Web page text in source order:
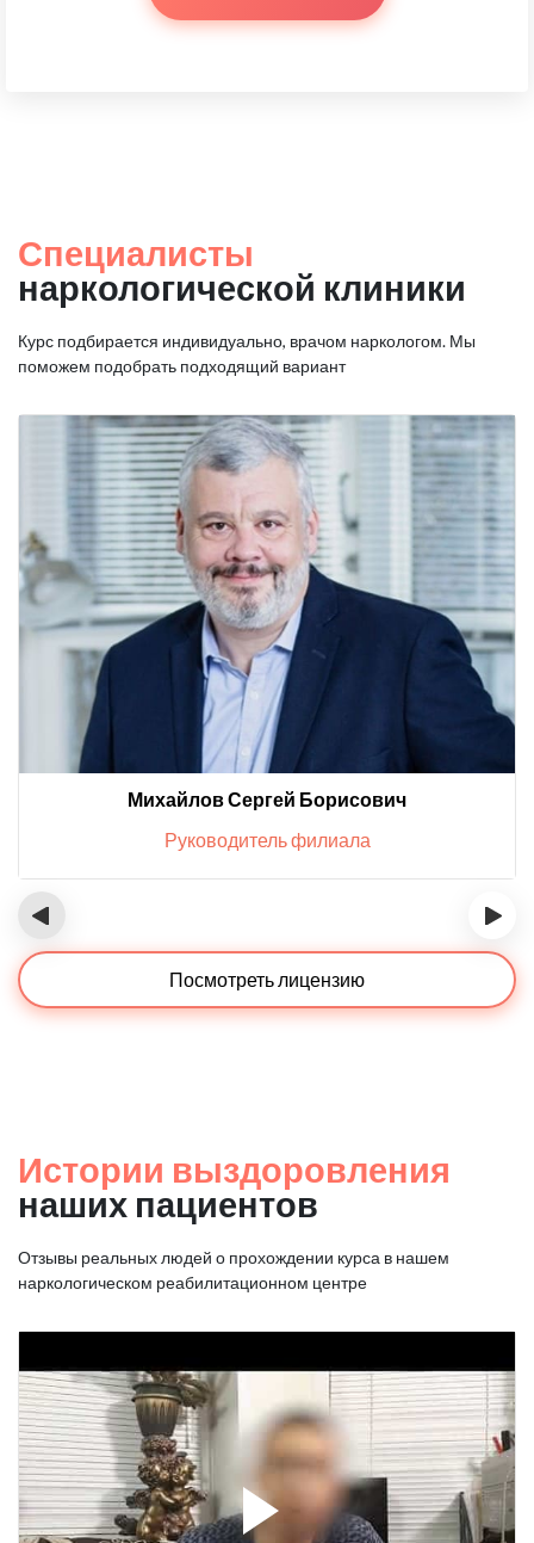
Специалисты
наркологической клиники
Курс подбирается индивидуально, врачом наркологом. Мы
поможем подобрать подходящий вариант
Михайлов Сергей Борисович
Руководитель филиала
‹ ›
Посмотреть лицензию
Истории выздоровления
наших пациентов
Отзывы реальных людей о прохождении курса в нашем
наркологическом реабилитационном центре